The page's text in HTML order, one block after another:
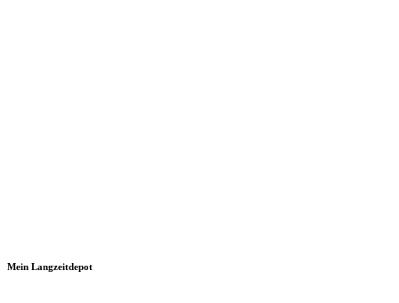
Mein Langzeitdepot